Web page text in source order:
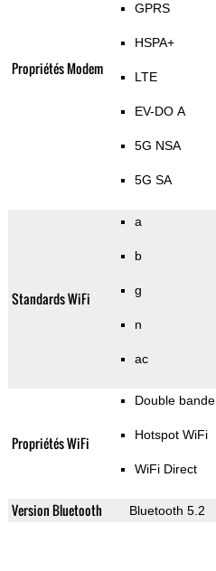
Propriétés Modem
GPRS
HSPA+
LTE
EV-DO A
5G NSA
5G SA
Standards WiFi
a
b
g
n
ac
Propriétés WiFi
Double bande
Hotspot WiFi
WiFi Direct
Version Bluetooth Bluetooth 5.2